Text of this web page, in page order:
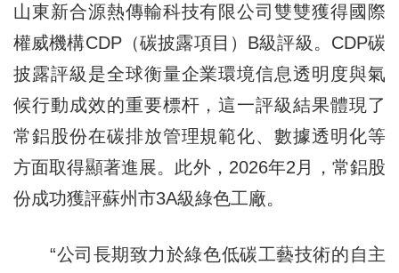
山東新合源熱傳輸科技有限公司雙雙獲得國際
權威機構CDP（碳披露項目）B級評級。CDP碳
披露評級是全球衡量企業環境信息透明度與氣
候行動成效的重要標杆，這一評級結果體現了
常鋁股份在碳排放管理規範化、數據透明化等
方面取得顯著進展。此外，2026年2月，常鋁股
份成功獲評蘇州市3A級綠色工廠。
“公司長期致力於綠色低碳工藝技術的自主